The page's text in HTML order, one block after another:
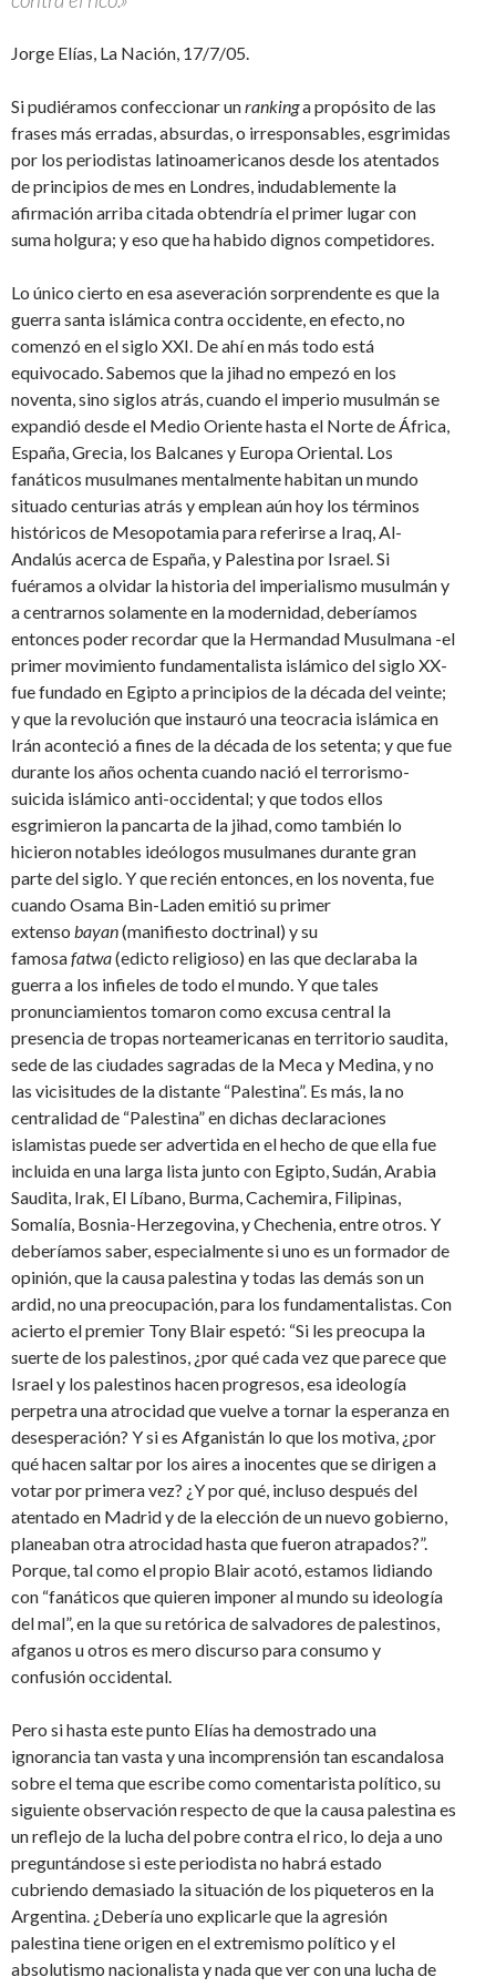
Jorge Elías, La Nación, 17/7/05.
Si pudiéramos confeccionar unrankinga propósito de las
frases más erradas, absurdas, o irresponsables, esgrimidas
por los periodistas latinoamericanos desde los atentados
de principios de mes en Londres, indudablemente la
afirmación arriba citada obtendría el primer lugar con
suma holgura; y eso que ha habido dignos competidores.
Lo único cierto en esa aseveración sorprendente es que la
guerra santa islámica contra occidente, en efecto, no
comenzó en el siglo XXI. De ahí en más todo está
equivocado. Sabemos que la jihad no empezó en los
noventa, sino siglos atrás, cuando el imperio musulmán se
expandió desde el Medio Oriente hasta el Norte de África,
España, Grecia, los Balcanes y Europa Oriental. Los
fanáticos musulmanes mentalmente habitan un mundo
situado centurias atrás y emplean aún hoy los términos
históricos de Mesopotamia para referirse a Iraq, Al-
Andalús acerca de España, y Palestina por Israel. Si
fuéramos a olvidar la historia del imperialismo musulmán y
a centrarnos solamente en la modernidad, deberíamos
entonces poder recordar que la Hermandad Musulmana -el
primer movimiento fundamentalista islámico del siglo XX-
fue fundado en Egipto a principios de la década del veinte;
y que la revolución que instauró una teocracia islámica en
Irán aconteció a fines de la década de los setenta; y que fue
durante los años ochenta cuando nació el terrorismo-
suicida islámico anti-occidental; y que todos ellos
esgrimieron la pancarta de la jihad, como también lo
hicieron notables ideólogos musulmanes durante gran
parte del siglo. Y que recién entonces, en los noventa, fue
cuando Osama Bin-Laden emitió su primer
extenso bayan(manifiesto doctrinal) y su
famosafatwa(edicto religioso) en las que declaraba la
guerra a los infieles de todo el mundo. Y que tales
pronunciamientos tomaron como excusa central la
presencia de tropas norteamericanas en territorio saudita,
sede de las ciudades sagradas de la Meca y Medina, y no
las vicisitudes de la distante “Palestina”. Es más, la no
centralidad de “Palestina” en dichas declaraciones
islamistas puede ser advertida en el hecho de que ella fue
incluida en una larga lista junto con Egipto, Sudán, Arabia
Saudita, Irak, El Líbano, Burma, Cachemira, Filipinas,
Somalía, Bosnia-Herzegovina, y Chechenia, entre otros. Y
deberíamos saber, especialmente si uno es un formador de
opinión, que la causa palestina y todas las demás son un
ardid, no una preocupación, para los fundamentalistas. Con
acierto el premier Tony Blair espetó: “Si les preocupa la
suerte de los palestinos, ¿por qué cada vez que parece que
Israel y los palestinos hacen progresos, esa ideología
perpetra una atrocidad que vuelve a tornar la esperanza en
desesperación? Y si es Afganistán lo que los motiva, ¿por
qué hacen saltar por los aires a inocentes que se dirigen a
votar por primera vez? ¿Y por qué, incluso después del
atentado en Madrid y de la elección de un nuevo gobierno,
planeaban otra atrocidad hasta que fueron atrapados?”.
Porque, tal como el propio Blair acotó, estamos lidiando
con “fanáticos que quieren imponer al mundo su ideología
del mal”, en la que su retórica de salvadores de palestinos,
afganos u otros es mero discurso para consumo y
confusión occidental.
Pero si hasta este punto Elías ha demostrado una
ignorancia tan vasta y una incomprensión tan escandalosa
sobre el tema que escribe como comentarista político, su
siguiente observación respecto de que la causa palestina es
un reflejo de la lucha del pobre contra el rico, lo deja a uno
preguntándose si este periodista no habrá estado
cubriendo demasiado la situación de los piqueteros en la
Argentina. ¿Debería uno explicarle que la agresión
palestina tiene origen en el extremismo político y el
absolutismo nacionalista y nada que ver con una lucha de